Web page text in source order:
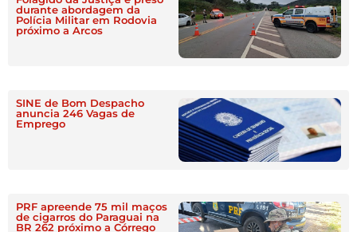
durante abordagem da
Polícia Militar em Rodovia
próximo a Arcos
SINE de Bom Despacho
anuncia 246 Vagas de
Emprego
PRF apreende 75 mil maços
de cigarros do Paraguai na
BR 262 próximo a Córrego